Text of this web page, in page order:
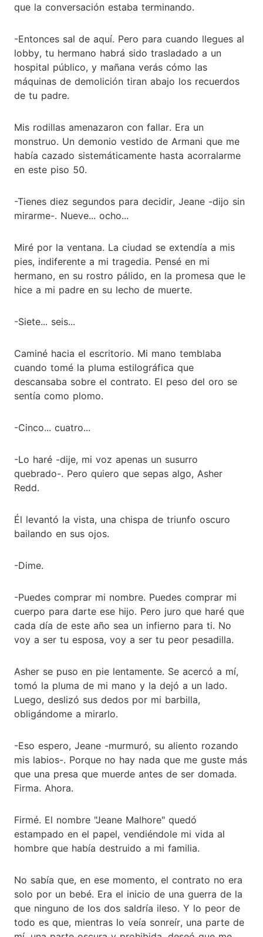
que la conversación estaba terminando.
-Entonces sal de aquí. Pero para cuando llegues al
lobby, tu hermano habrá sido trasladado a un
hospital público, y mañana verás cómo las
máquinas de demolición tiran abajo los recuerdos
de tu padre.
Mis rodillas amenazaron con fallar. Era un
monstruo. Un demonio vestido de Armani que me
había cazado sistemáticamente hasta acorralarme
en este piso 50.
-Tienes diez segundos para decidir, Jeane -dijo sin
mirarme-. Nueve... ocho...
Miré por la ventana. La ciudad se extendía a mis
pies, indiferente a mi tragedia. Pensé en mi
hermano, en su rostro pálido, en la promesa que le
hice a mi padre en su lecho de muerte.
-Siete... seis...
Caminé hacia el escritorio. Mi mano temblaba
cuando tomé la pluma estilográfica que
descansaba sobre el contrato. El peso del oro se
sentía como plomo.
-Cinco... cuatro...
-Lo haré -dije, mi voz apenas un susurro
quebrado-. Pero quiero que sepas algo, Asher
Redd.
Él levantó la vista, una chispa de triunfo oscuro
bailando en sus ojos.
-Dime.
-Puedes comprar mi nombre. Puedes comprar mi
cuerpo para darte ese hijo. Pero juro que haré que
cada día de este año sea un infierno para ti. No
voy a ser tu esposa, voy a ser tu peor pesadilla.
Asher se puso en pie lentamente. Se acercó a mí,
tomó la pluma de mi mano y la dejó a un lado.
Luego, deslizó sus dedos por mi barbilla,
obligándome a mirarlo.
-Eso espero, Jeane -murmuró, su aliento rozando
mis labios-. Porque no hay nada que me guste más
que una presa que muerde antes de ser domada.
Firma. Ahora.
Firmé. El nombre "Jeane Malhore" quedó
estampado en el papel, vendiéndole mi vida al
hombre que había destruido a mi familia.
No sabía que, en ese momento, el contrato no era
solo por un bebé. Era el inicio de una guerra de la
que ninguno de los dos saldría ileso. Y lo peor de
todo es que, mientras lo veía sonreír, una parte de